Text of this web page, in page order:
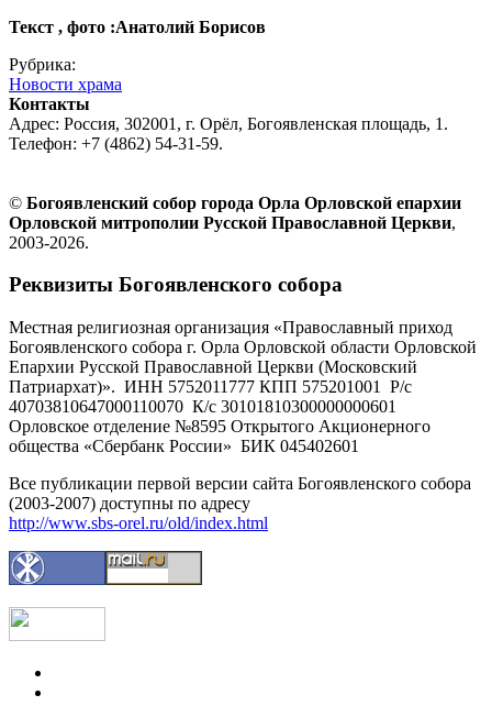
Текст , фото :Анатолий Борисов
Рубрика:
Новости храма
Контакты
Адрес: Россия, 302001, г. Орёл, Богоявленская площадь, 1.
Телефон: +7 (4862) 54-31-59.
© Богоявленский собор города Орла Орловской епархии
Орловской митрополии Русской Православной Церкви,
2003-2026.
Реквизиты Богоявленского собора
Местная религиозная организация «Православный приход
Богоявленского собора г. Орла Орловской области Орловской
Епархии Русской Православной Церкви (Московский
Патриархат)». ИНН 5752011777 КПП 575201001 Р/с
40703810647000110070 К/с 30101810300000000601
Орловское отделение №8595 Открытого Акционерного
общества «Сбербанк России» БИК 045402601
Все публикации первой версии сайта Богоявленского собора
(2003-2007) доступны по адресу
http://www.sbs-orel.ru/old/index.html